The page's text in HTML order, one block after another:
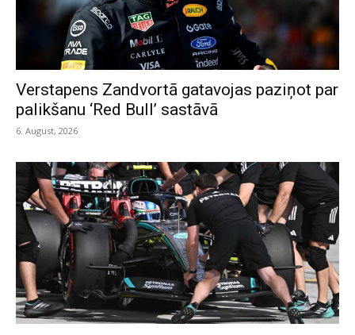
Verstapens Zandvortā gatavojas paziņot par
palikšanu ‘Red Bull’ sastāvā
6. August, 2026